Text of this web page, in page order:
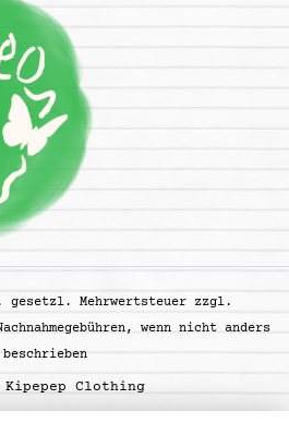
Mehrwertsteuer zzgl.
wenn nicht anders
beschrieben
Kipepep Clothing